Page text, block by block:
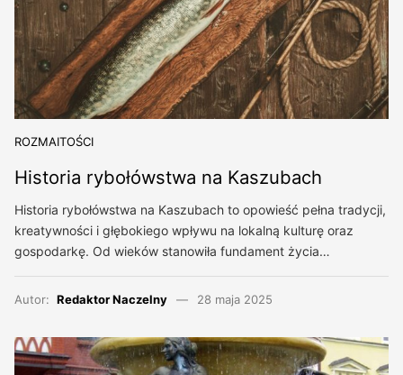
ROZMAITOŚCI
Historia rybołówstwa na Kaszubach
Historia rybołówstwa na Kaszubach to opowieść pełna tradycji,
kreatywności i głębokiego wpływu na lokalną kulturę oraz
gospodarkę. Od wieków stanowiła fundament życia…
Autor: Redaktor Naczelny 28 maja 2025